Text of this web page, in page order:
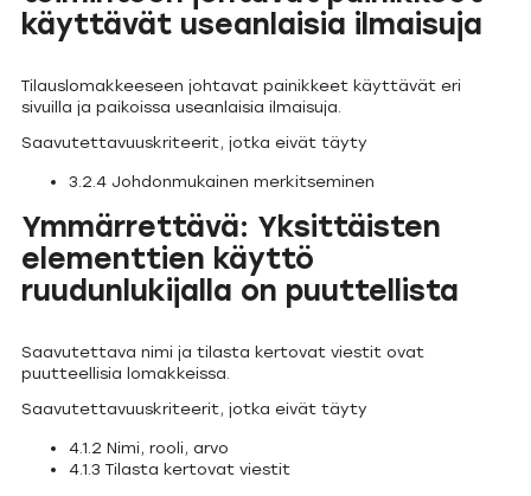
käyttävät useanlaisia ilmaisuja
Tilauslomakkeeseen johtavat painikkeet käyttävät eri
sivuilla ja paikoissa useanlaisia ilmaisuja.
Saavutettavuuskriteerit, jotka eivät täyty
3.2.4 Johdonmukainen merkitseminen
Ymmärrettävä: Yksittäisten
elementtien käyttö
ruudunlukijalla on puuttellista
Saavutettava nimi ja tilasta kertovat viestit ovat
puutteellisia lomakkeissa.
Saavutettavuuskriteerit, jotka eivät täyty
4.1.2 Nimi, rooli, arvo
4.1.3 Tilasta kertovat viestit